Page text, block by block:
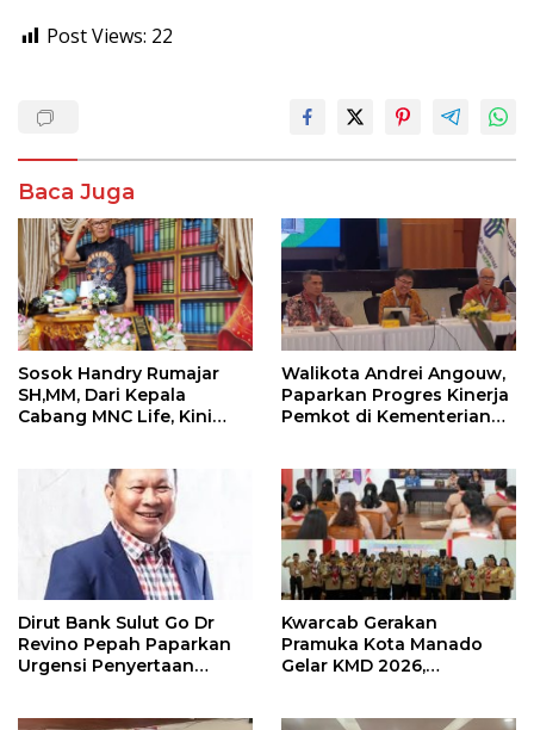
Post Views: 22
Baca Juga
Sosok Handry Rumajar
SH,MM, Dari Kepala
Cabang MNC Life, Kini
Walikota Andrei Angouw,
Paparkan Progres Kinerja
Pemkot di Kementerian
Dirut Bank Sulut Go Dr
Revino Pepah Paparkan
Urgensi Penyertaan
Kwarcab Gerakan
Pramuka Kota Manado
Gelar KMD 2026,